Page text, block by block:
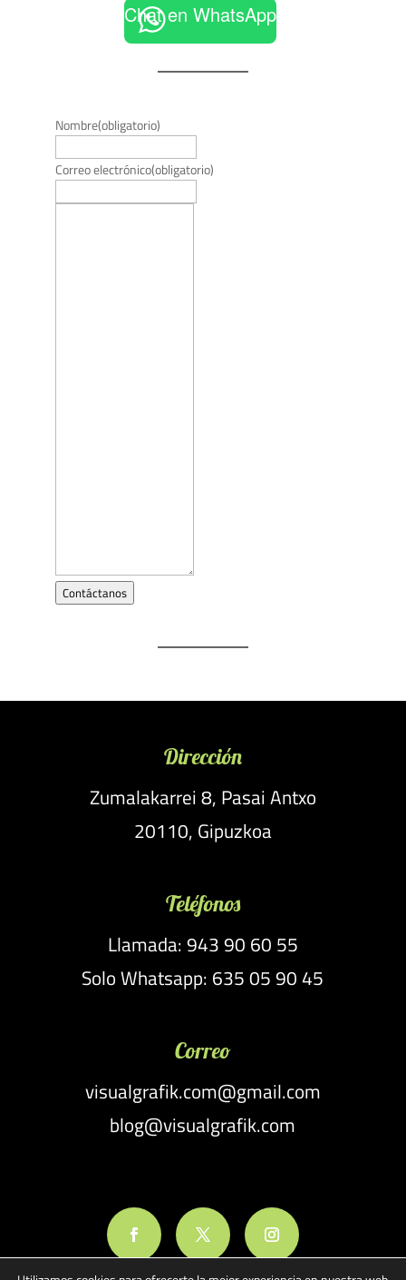
Chat en WhatsApp
Nombre(obligatorio)
Correo electrónico(obligatorio)
Contáctanos
Dirección
Zumalakarrei 8, Pasai Antxo
20110, Gipuzkoa
Teléfonos
Llamada: 943 90 60 55
Solo Whatsapp: 635 05 90 45
Correo
visualgrafik.com@gmail.com
blog@visualgrafik.com